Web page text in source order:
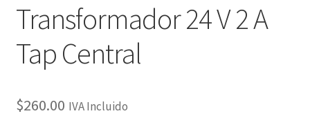
Corte Láser
Diseño de Circuitos Impresos
Ensamble de Circuitos Impresos
Transformador 24 V 2 A
Tap Central
$260.00 IVA Incluido